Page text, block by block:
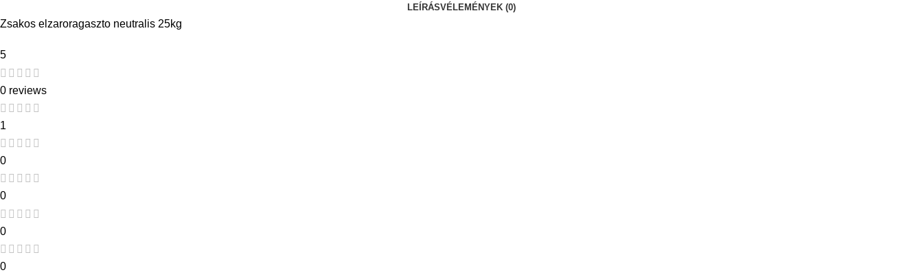
LEÍRÁSVÉLEMÉNYEK (0)
Zsakos elzaroragaszto neutralis 25kg
5
0 reviews
1
0
0
0
0